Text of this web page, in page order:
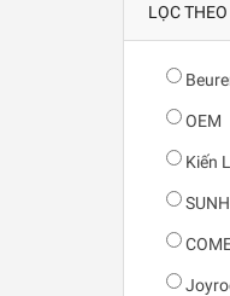
LỌC
OEM
Kiến